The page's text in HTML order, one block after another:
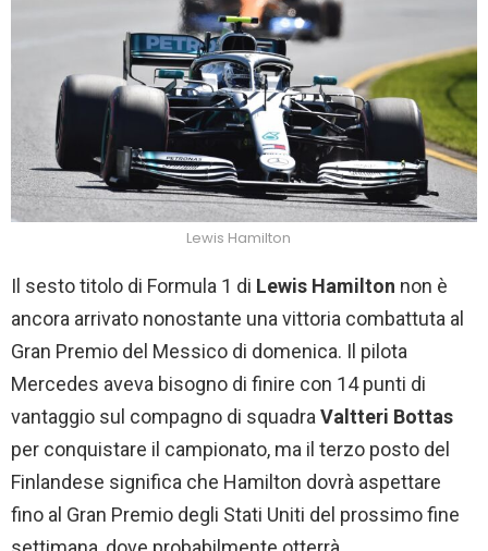
Lewis Hamilton
Il sesto titolo di Formula 1 di Lewis Hamilton non è
ancora arrivato nonostante una vittoria combattuta al
Gran Premio del Messico di domenica. Il pilota
Mercedes aveva bisogno di finire con 14 punti di
vantaggio sul compagno di squadra Valtteri Bottas
per conquistare il campionato, ma il terzo posto del
Finlandese significa che Hamilton dovrà aspettare
fino al Gran Premio degli Stati Uniti del prossimo fine